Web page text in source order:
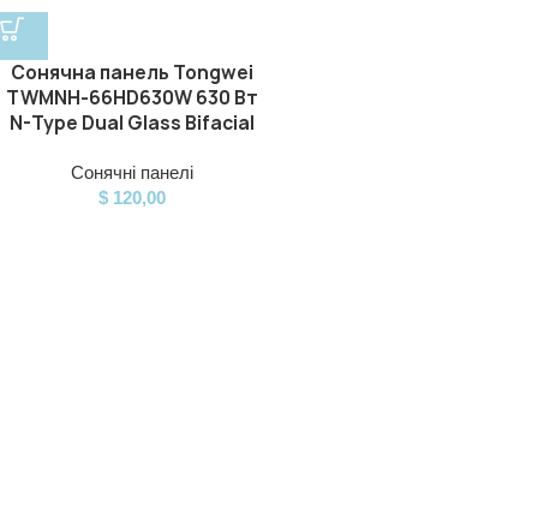
Сонячна панель Tongwei
TWMNH-66HD630W 630 Вт
N-Type Dual Glass Bifacial
Сонячні панелі
$120,00